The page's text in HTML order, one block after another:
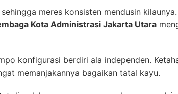
meres konsisten mendusin
Kota Administrasi Jakarta Utara
konfigurasi berdiri ala independen.
memanjakannya bagaikan tatal kayu.